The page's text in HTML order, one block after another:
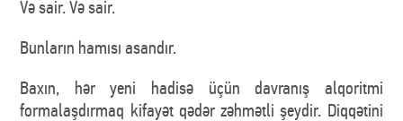
Və sair. Və sair.
Bunların hamısı asandır.
Baxın, hər yeni hadisə üçün davranış alqoritmi
formalaşdırmaq kifayət qədər zəhmətli şeydir. Diqqətini